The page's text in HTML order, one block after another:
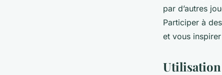
par d’autres
Participer à
et vous
Utilisation